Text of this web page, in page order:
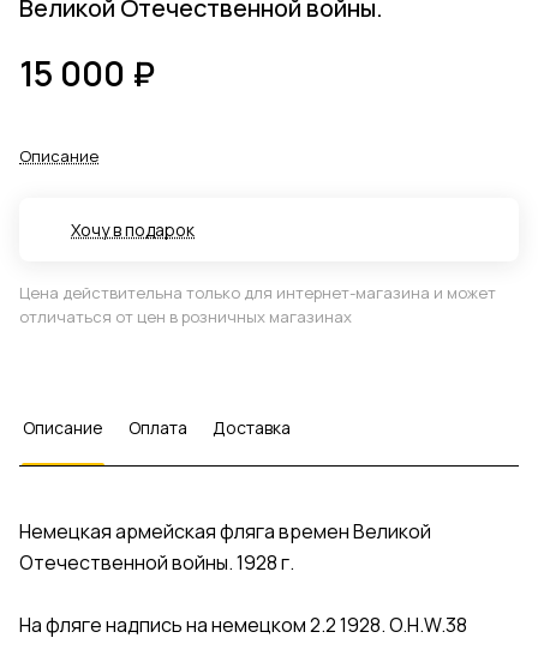
Великой Отечественной войны.
15 000 ₽
Описание
Хочу в подарок
Цена действительна только для интернет-магазина и может
отличаться от цен в розничных магазинах
Описание Оплата Доставка
Немецкая армейская фляга времен Великой
Отечественной войны. 1928 г.
На фляге надпись на немецком 2.2 1928. O.H.W.38